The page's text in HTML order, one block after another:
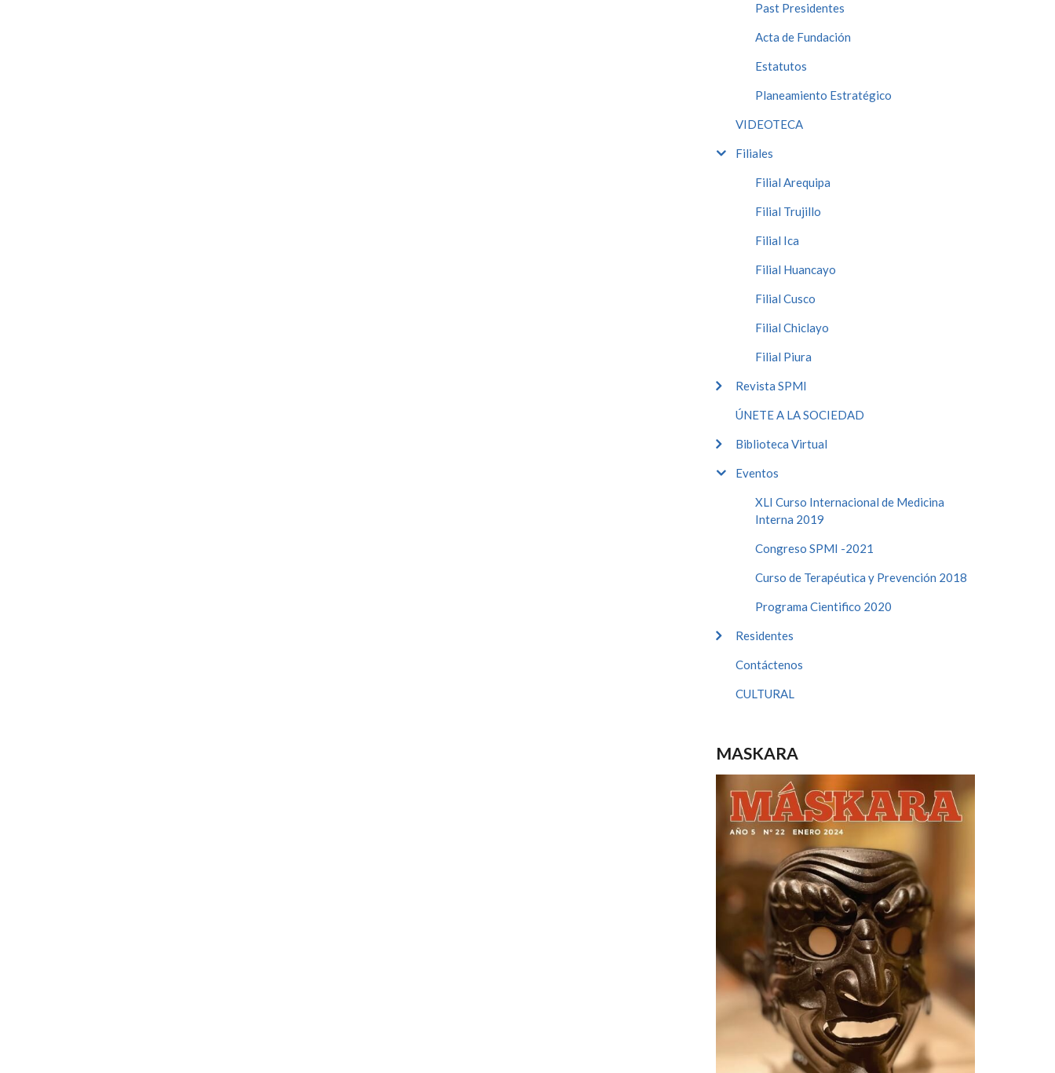
Past Presidentes
Acta de Fundación
Estatutos
Planeamiento Estratégico
VIDEOTECA
Filiales
Filial Arequipa
Filial Trujillo
Filial Ica
Filial Huancayo
Filial Cusco
Filial Chiclayo
Filial Piura
Revista SPMI
ÚNETE A LA SOCIEDAD
Biblioteca Virtual
Eventos
XLI Curso Internacional de Medicina
Interna 2019
Congreso SPMI -2021
Curso de Terapéutica y Prevención 2018
Programa Cientifico 2020
Residentes
Contáctenos
CULTURAL
MASKARA